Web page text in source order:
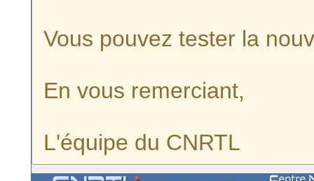
Vous pouvez tester la
En vous remerciant,
L'équipe du CNRTL